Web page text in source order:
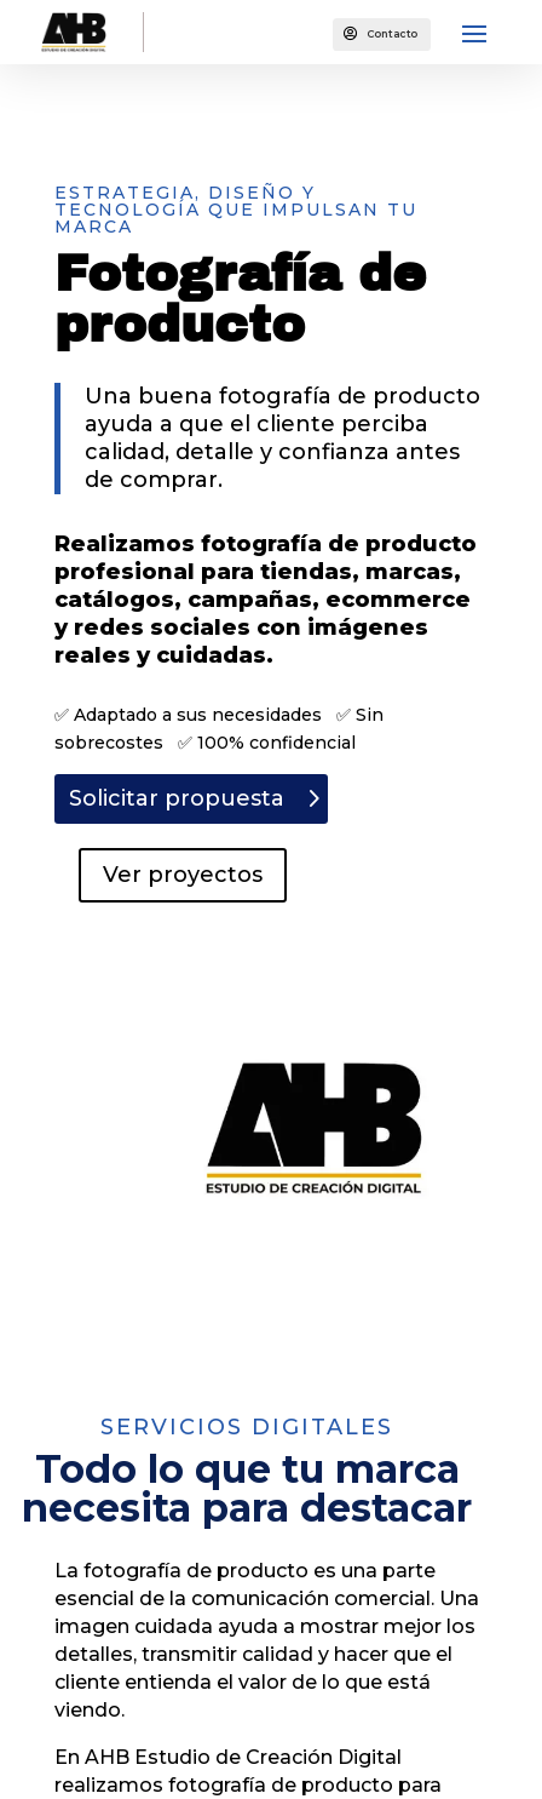
 Contacto
ESTRATEGIA, DISEÑO Y
TECNOLOGÍA QUE IMPULSAN TU
MARCA
Fotografía de
producto
Una buena fotografía de producto
ayuda a que el cliente perciba
calidad, detalle y confianza antes
de comprar.
Realizamos fotografía de producto
profesional para tiendas, marcas,
catálogos, campañas, ecommerce
y redes sociales con imágenes
reales y cuidadas.
✅ Adaptado a sus necesidades ✅ Sin
sobrecostes ✅ 100% confidencial
Solicitar propuesta
Ver proyectos
SERVICIOS DIGITALES
Todo lo que tu marca
necesita para destacar
La fotografía de producto es una parte
esencial de la comunicación comercial. Una
imagen cuidada ayuda a mostrar mejor los
detalles, transmitir calidad y hacer que el
cliente entienda el valor de lo que está
viendo.
En AHB Estudio de Creación Digital
realizamos fotografía de producto para